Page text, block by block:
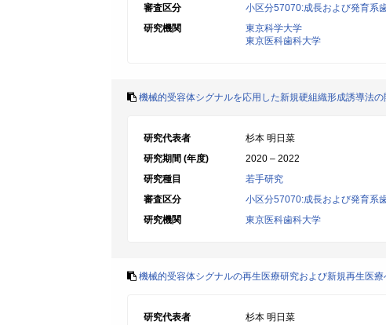
審査区分
小区分57070:成長および発育系
研究機関
東京科学大学
東京医科歯科大学
機械的受容体シグナルを応用した新規硬組織形成誘導法の
研究代表者
杉本 明日菜
研究期間 (年度)
2020 – 2022
研究種目
若手研究
審査区分
小区分57070:成長および発育系
研究機関
東京医科歯科大学
機械的受容体シグナルの再生医療研究および新規再生医療
研究代表者
杉本 明日菜